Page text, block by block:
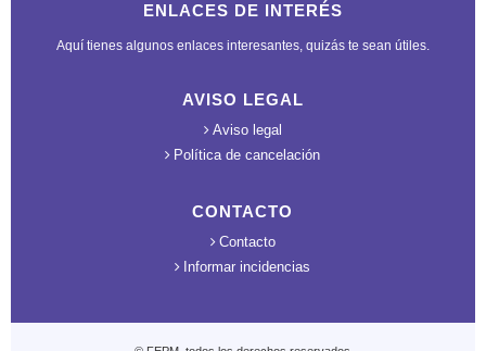
ENLACES DE INTERÉS
Aquí tienes algunos enlaces interesantes, quizás te sean útiles.
AVISO LEGAL
Aviso legal
Política de cancelación
CONTACTO
Contacto
Informar incidencias